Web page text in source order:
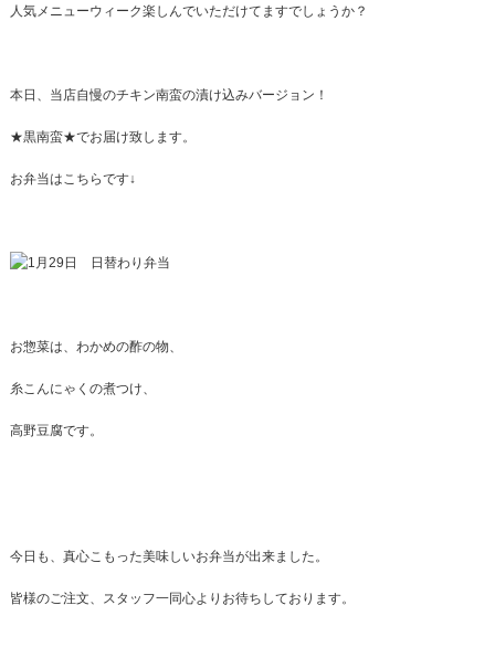
人気メニューウィーク楽しんでいただけてますでしょうか？
本日、当店自慢のチキン南蛮の漬け込みバージョン！
★黒南蛮★でお届け致します。
お弁当はこちらです↓
お惣菜は、わかめの酢の物、
糸こんにゃくの煮つけ、
高野豆腐です。
今日も、真心こもった美味しいお弁当が出来ました。
皆様のご注文、スタッフ一同心よりお待ちしております。